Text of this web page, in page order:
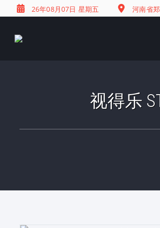
26年08月07日 星期五 河南省
视得乐